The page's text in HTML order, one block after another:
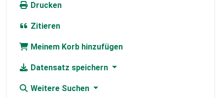
Drucken
Zitieren
Meinem Korb hinzufügen
Datensatz speichern
Weitere Suchen